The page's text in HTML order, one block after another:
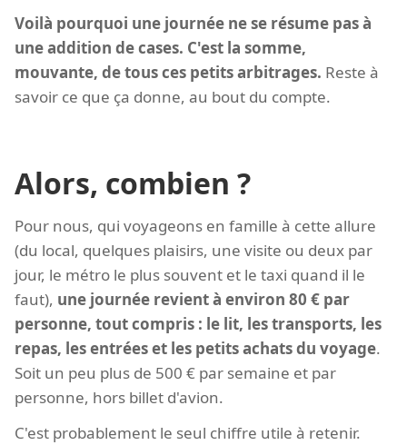
Voilà pourquoi une journée ne se résume pas à
une addition de cases. C'est la somme,
mouvante, de tous ces petits arbitrages. Reste à
savoir ce que ça donne, au bout du compte.
Alors, combien ?
Pour nous, qui voyageons en famille à cette allure
(du local, quelques plaisirs, une visite ou deux par
jour, le métro le plus souvent et le taxi quand il le
faut), une journée revient à environ 80 € par
personne, tout compris : le lit, les transports, les
repas, les entrées et les petits achats du voyage.
Soit un peu plus de 500 € par semaine et par
personne, hors billet d'avion.
C'est probablement le seul chiffre utile à retenir.